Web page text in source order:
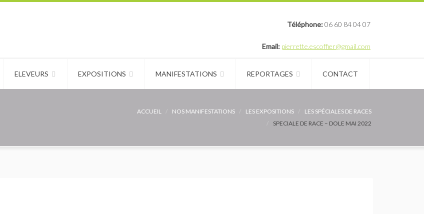
Téléphone:06 60 84 04 07
Email: pierrette.escoffier@gmail.com
ELEVEURS EXPOSITIONS MANIFESTATIONS REPORTAGES CONTACT
ACCUEIL NOS MANIFESTATIONS LES EXPOSITIONS
LES SPÉCIALES DE RACES
SPECIALE DE RACE – DOLE MAI 2022